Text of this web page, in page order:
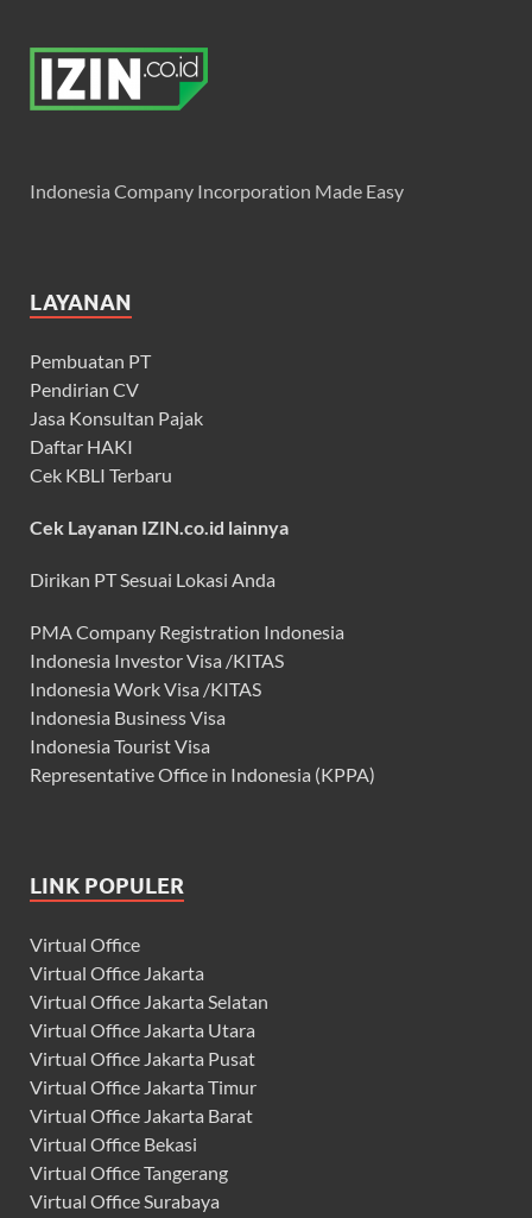
Indonesia Company Incorporation Made Easy
LAYANAN
Pembuatan PT
Pendirian CV
Jasa Konsultan Pajak
Daftar HAKI
Cek KBLI Terbaru
Cek Layanan IZIN.co.id lainnya
Dirikan PT Sesuai Lokasi Anda
PMA Company Registration Indonesia
Indonesia Investor Visa /KITAS
Indonesia Work Visa /KITAS
Indonesia Business Visa
Indonesia Tourist Visa
Representative Office in Indonesia (KPPA)
LINK POPULER
Virtual Office
Virtual Office Jakarta
Virtual Office Jakarta Selatan
Virtual Office Jakarta Utara
Virtual Office Jakarta Pusat
Virtual Office Jakarta Timur
Virtual Office Jakarta Barat
Virtual Office Bekasi
Virtual Office Tangerang
Virtual Office Surabaya